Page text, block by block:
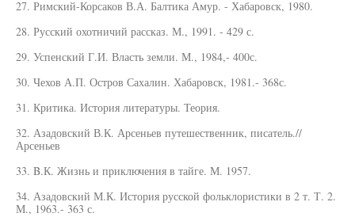
27. Римский-Корсаков В.А. Балтика Амур. - Хабаровск, 1980.
28. Русский охотничий рассказ. М., 1991. - 429 с.
29. Успенский Г.И. Власть земли. М., 1984,- 400с.
30. Чехов А.П. Остров Сахалин. Хабаровск, 1981.- 368с.
31. Критика. История литературы. Теория.
32. Азадовский В.К. Арсеньев путешественник, писатель.//
Арсеньев
33. B.К. Жизнь и приключения в тайге. М. 1957.
34. Азадовский М.К. История русской фольклористики в 2 т. Т. 2.
М., 1963.- 363 с.